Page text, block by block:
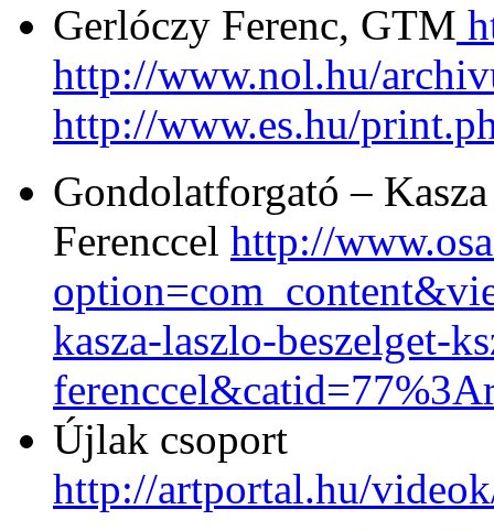
Gerlóczy Ferenc, GTM
http://www.nol.hu/
http://www.es.hu/
Gondolatforgató –
Ferenccel http://
kasza-laszlo-beszelget-
Újlak csoport
http://artportal.hu/